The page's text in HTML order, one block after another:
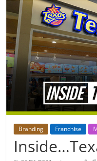
SME
แห่ง
ประเทศ
รวม
ธุรกิจ
Branding Franchise